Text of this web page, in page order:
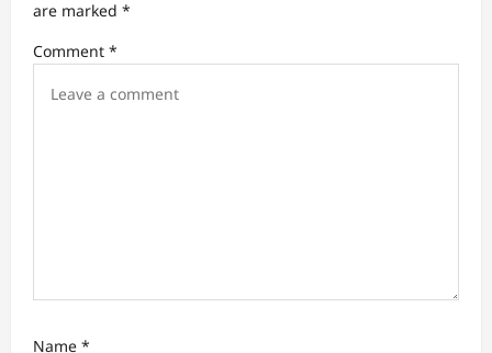
are marked *
Comment *
Name *